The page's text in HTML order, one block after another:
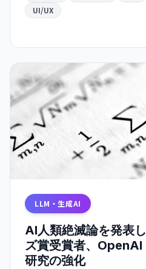
UI/UX
LLM・生成AI
AI人類絶滅論を発表
ズ賞受賞者、
研究の強化